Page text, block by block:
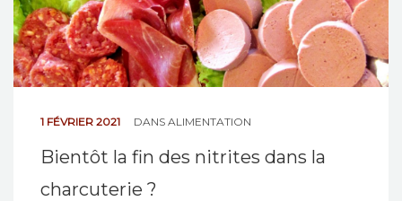
1 FÉVRIER 2021 DANS ALIMENTATION
Bientôt la fin des nitrites dans la
charcuterie ?